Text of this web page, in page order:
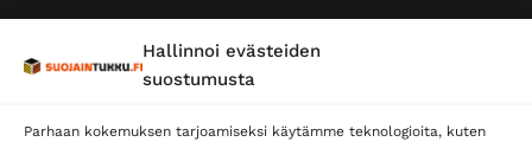
Hallinnoi evästeiden
suostumusta
Parhaan kokemuksen tarjoamiseksi käytämme teknologioita, kuten